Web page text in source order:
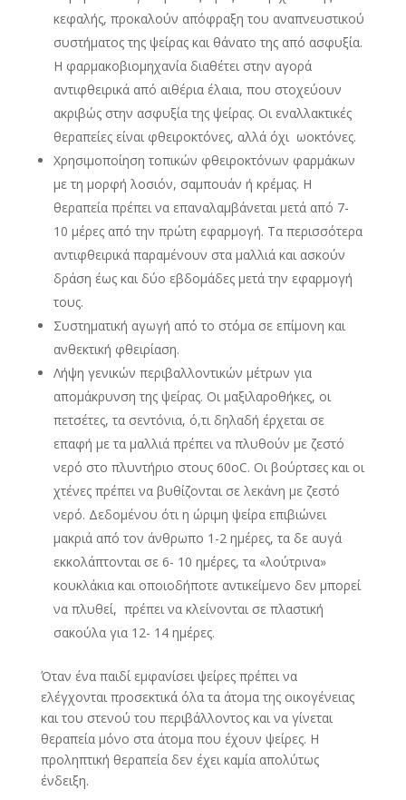
κεφαλής, προκαλούν απόφραξη του αναπνευστικού
συστήματος της ψείρας και θάνατο της από ασφυξία.
Η φαρμακοβιομηχανία διαθέτει στην αγορά
αντιφθειρικά από αιθέρια έλαια, που στοχεύουν
ακριβώς στην ασφυξία της ψείρας. Οι εναλλακτικές
θεραπείες είναι φθειροκτόνες, αλλά όχι ωοκτόνες.
Χρησιμοποίηση τοπικών φθειροκτόνων φαρμάκων
με τη μορφή λοσιόν, σαμπουάν ή κρέμας. Η
θεραπεία πρέπει να επαναλαμβάνεται μετά από 7-
10 μέρες από την πρώτη εφαρμογή. Τα περισσότερα
αντιφθειρικά παραμένουν στα μαλλιά και ασκούν
δράση έως και δύο εβδομάδες μετά την εφαρμογή
τους.
Συστηματική αγωγή από το στόμα σε επίμονη και
ανθεκτική φθειρίαση.
Λήψη γενικών περιβαλλοντικών μέτρων για
απομάκρυνση της ψείρας. Οι μαξιλαροθήκες, οι
πετσέτες, τα σεντόνια, ό,τι δηλαδή έρχεται σε
επαφή με τα μαλλιά πρέπει να πλυθούν με ζεστό
νερό στο πλυντήριο στους 60οC. Οι βούρτσες και οι
χτένες πρέπει να βυθίζονται σε λεκάνη με ζεστό
νερό. Δεδομένου ότι η ώριμη ψείρα επιβιώνει
μακριά από τον άνθρωπο 1-2 ημέρες, τα δε αυγά
εκκολάπτονται σε 6- 10 ημέρες, τα «λούτρινα»
κουκλάκια και οποιοδήποτε αντικείμενο δεν μπορεί
να πλυθεί, πρέπει να κλείνονται σε πλαστική
σακούλα για 12- 14 ημέρες.
Όταν ένα παιδί εμφανίσει ψείρες πρέπει να
ελέγχονται προσεκτικά όλα τα άτομα της οικογένειας
και του στενού του περιβάλλοντος και να γίνεται
θεραπεία μόνο στα άτομα που έχουν ψείρες. Η
προληπτική θεραπεία δεν έχει καμία απολύτως
ένδειξη.